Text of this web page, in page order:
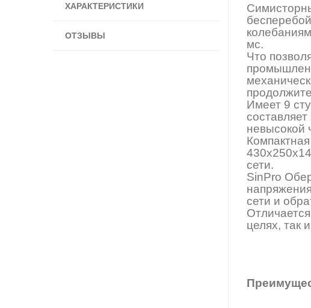
ХАРАКТЕРИСТИКИ
ОТЗЫВЫ
мс.
Что
Имеет 9
невысокой
сети.
SinPro
сети и
целях, так